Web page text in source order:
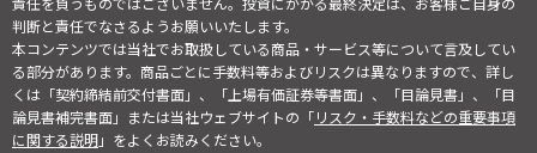
責任を負うものではございません。投資にかかる最終決定は、お客様ご自身の
判断と責任でなさるようお願いいたします。
本コンテンツでは当社でお取扱している商品・サービス等について言及してい
る部分があります。商品ごとに手数料等およびリスクは異なりますので、詳し
くは「契約締結前交付書面」、「上場有価証券等書面」、「目論見書」、「目
論見書補完書面」または当社ウェブサイトの「リスク・手数料などの重要事項
に関する説明」をよくお読みください。